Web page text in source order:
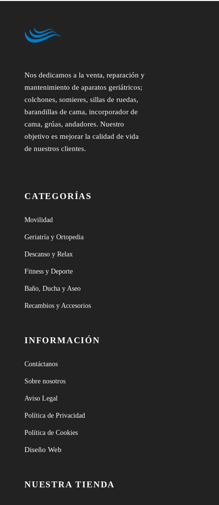
Nos dedicamos a la venta, reparación y
mantenimiento de aparatos geriátricos;
colchones, somieres, sillas de ruedas,
barandillas de cama, incorporador de
cama, grúas, andadores. Nuestro
objetivo es mejorar la calidad de vida
de nuestros clientes.
CATEGORÍAS
Movilidad
Geriatría y Ortopedia
Descanso y Relax
Fitness y Deporte
Baño, Ducha y Aseo
Recambios y Accesorios
INFORMACIÓN
Contáctanos
Sobre nosotros
Aviso Legal
Política de Privacidad
Política de Cookies
Diseño Web
NUESTRA TIENDA